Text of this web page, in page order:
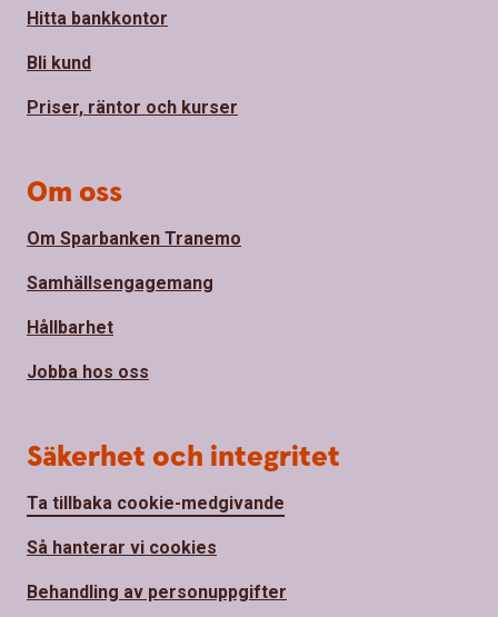
Hitta bankkontor
Bli kund
Priser, räntor och kurser
Om oss
Om Sparbanken Tranemo
Samhällsengagemang
Hållbarhet
Jobba hos oss
Säkerhet och integritet
Ta tillbaka cookie-medgivande
Så hanterar vi cookies
Behandling av personuppgifter